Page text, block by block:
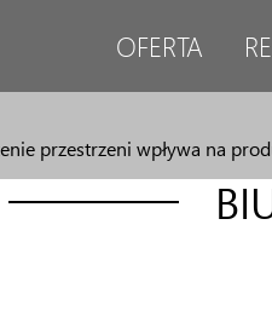
OFERTA
przestrzeni wpływa na